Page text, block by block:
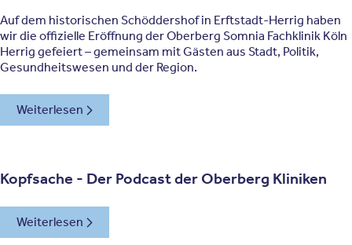
Auf dem historischen Schöddershof in Erftstadt-Herrig haben
wir die offizielle Eröffnung der Oberberg Somnia Fachklinik Köln
Herrig gefeiert – gemeinsam mit Gästen aus Stadt, Politik,
Gesundheitswesen und der Region.
Weiterlesen
Kopfsache - Der Podcast der Oberberg Kliniken
Weiterlesen